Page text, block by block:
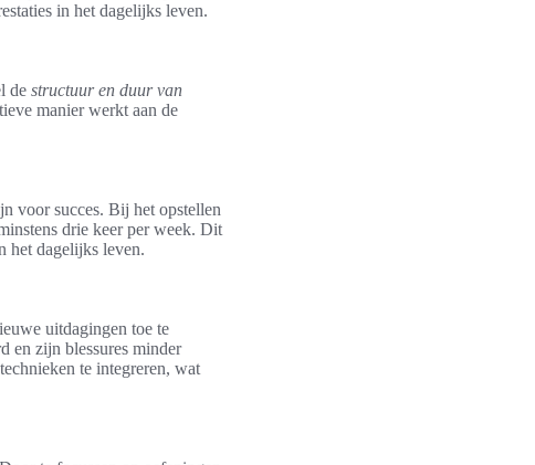
in het dagelijks leven.
de structuur en duur van
manier werkt aan de
voor succes. Bij het opstellen
drie keer per week. Dit
het dagelijks leven.
uitdagingen toe te
en zijn blessures minder
te integreren, wat